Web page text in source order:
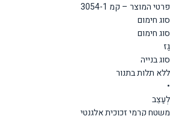
פרטי המוצר – קמ 3054-1
סוג חימום
סוג חימום
גַז
סוג בנייה
ללא תלות בתנור
•
לְעַצֵב
משטח קרמי זכוכית אלגנטי